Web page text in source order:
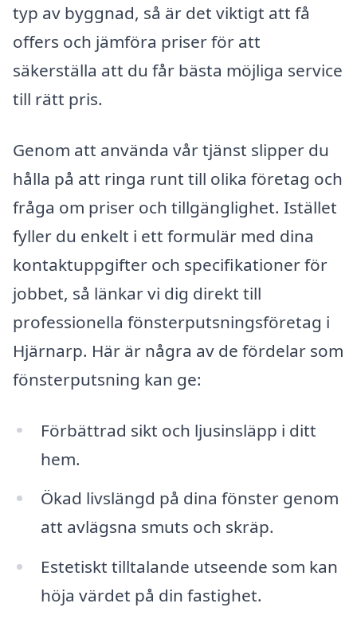
typ av byggnad, så är det viktigt att få
offers och jämföra priser för att
säkerställa att du får bästa möjliga service
till rätt pris.
Genom att använda vår tjänst slipper du
hålla på att ringa runt till olika företag och
fråga om priser och tillgänglighet. Istället
fyller du enkelt i ett formulär med dina
kontaktuppgifter och specifikationer för
jobbet, så länkar vi dig direkt till
professionella fönsterputsningsföretag i
Hjärnarp. Här är några av de fördelar som
fönsterputsning kan ge:
Förbättrad sikt och ljusinsläpp i ditt
hem.
Ökad livslängd på dina fönster genom
att avlägsna smuts och skräp.
Estetiskt tilltalande utseende som kan
höja värdet på din fastighet.